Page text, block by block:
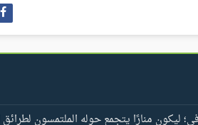
منارًا يتجمع حوله الملتمسون لطرائق